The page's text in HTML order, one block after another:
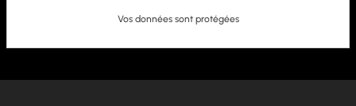
Vos données sont protégées